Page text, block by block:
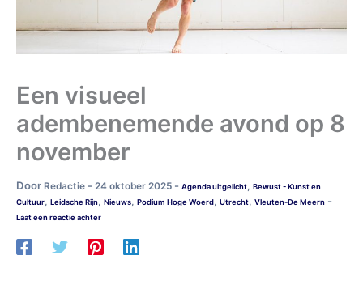
Een visueel
adembenemende avond op 8
november
Door Redactie - 24 oktober 2025 - Agenda uitgelicht, Bewust - Kunst en
Cultuur, Leidsche Rijn, Nieuws, Podium Hoge Woerd, Utrecht, Vleuten-De Meern -
Laat een reactie achter